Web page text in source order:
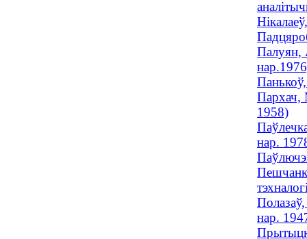
Палуян,
Пархач,
1958)
нар.
нар.